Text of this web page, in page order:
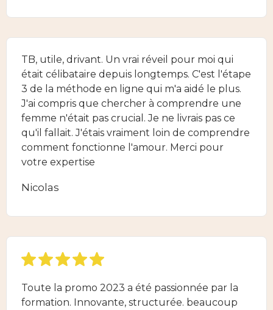
TB, utile, drivant. Un vrai réveil pour moi qui
était célibataire depuis longtemps. C'est l'étape
3 de la méthode en ligne qui m'a aidé le plus.
J'ai compris que chercher à comprendre une
femme n'était pas crucial. Je ne livrais pas ce
qu'il fallait. J'étais vraiment loin de comprendre
comment fonctionne l'amour. Merci pour
votre expertise
Nicolas
Toute la promo 2023 a été passionnée par la
formation. Innovante, structurée. beaucoup